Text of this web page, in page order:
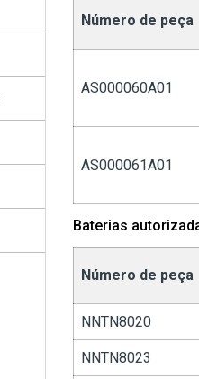
Número de peça
AS000060A01
AS000061A01
Baterias
Número de peça
NNTN8020
NNTN8023